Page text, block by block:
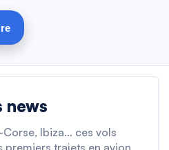
news
Ibiza… ces vols